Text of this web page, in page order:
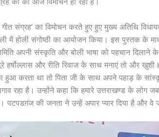
गीत संग्रह’ का विमोचन करते हुए हुए मुख्य अतिथि
में होली संगोष्ठी का आयोजन किया। इस पुस्तक के
अपनी संस्कृति और बोली भाषा को पहचान दिलाने
पूरे हर्षोल्लास और रीति रिवाज के साथ मनाएं तो और
हुआ करता था तो पिता जी के साथ अपने पहाड़ के
रहा है। उन्होंने कहा कि हमारे उत्तराखण्ड के लोग
पटपडग़ंज की जनता ने उन्हें अपार प्यार दिया है और वे